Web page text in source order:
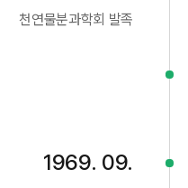
천연물분과학회 발족
1969. 09.